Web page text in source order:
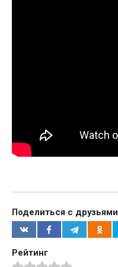
Поделиться с друзьями
Рейтинг